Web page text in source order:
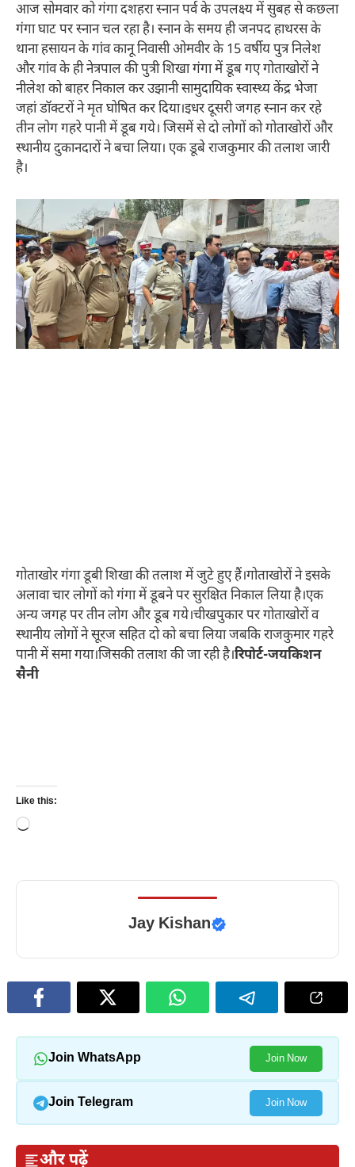
आज सोमवार को गंगा दशहरा स्नान पर्व के उपलक्ष्य में सुबह से कछला
गंगा घाट पर स्नान चल रहा है। स्नान के समय ही जनपद हाथरस के
थाना हसायन के गांव कानू निवासी ओमवीर के 15 वर्षीय पुत्र निलेश
और गांव के ही नेत्रपाल की पुत्री शिखा गंगा में डूब गए गोताखोरों ने
नीलेश को बाहर निकाल कर उझानी सामुदायिक स्वास्थ्य केंद्र भेजा
जहां डॉक्टरों ने मृत घोषित कर दिया।इधर दूसरी जगह स्नान कर रहे
तीन लोग गहरे पानी में डूब गये। जिसमें से दो लोगों को गोताखोरों और
स्थानीय दुकानदारों ने बचा लिया। एक डूबे राजकुमार की तलाश जारी
है।
गोताखोर गंगा डूबी शिखा की तलाश में जुटे हुए हैं।गोताखोरों ने इसके
अलावा चार लोगों को गंगा में डूबने पर सुरक्षित निकाल लिया है।एक
अन्य जगह पर तीन लोग और डूब गये।चीखपुकार पर गोताखोरों व
स्थानीय लोगों ने सूरज सहित दो को बचा लिया जबकि राजकुमार गहरे
पानी में समा गया।जिसकी तलाश की जा रही है।रिपोर्ट-जयकिशन
सैनी
Like this:
Loading…
Jay Kishan
Join WhatsApp Join Now
Join Telegram Join Now
और पढ़ें